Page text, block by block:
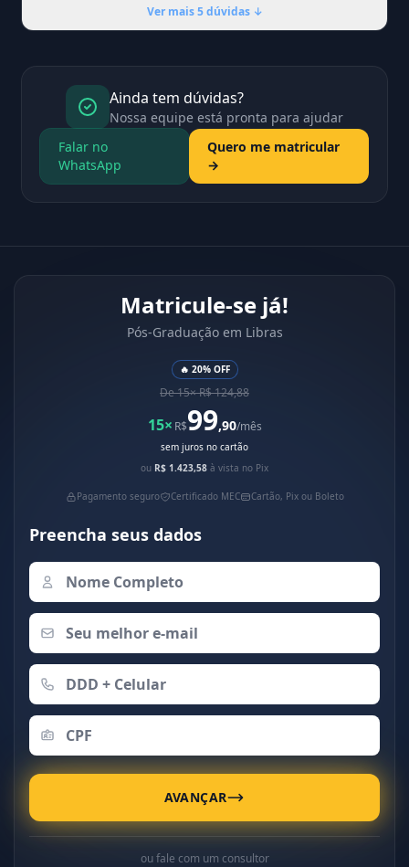
Ver mais 5 dúvidas ↓
Ainda tem dúvidas?
Nossa equipe está pronta para ajudar
Falar no
WhatsApp
Quero me matricular
→
Matricule-se já!
Pós-Graduação em Libras
🔥 20% OFF
De 15× R$ 124,88
15× R$99,90/mês
sem juros no cartão
ou R$ 1.423,58 à vista no Pix
Pagamento seguro Certificado MEC Cartão, Pix ou Boleto
Preencha seus dados
AVANÇAR
ou fale com um consultor